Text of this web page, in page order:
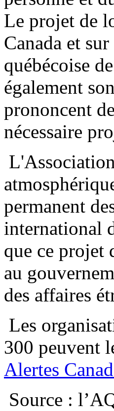
Le projet de
Canada et
québécoise
également
prononcent
nécessaire
permanent
international
que ce projet
au
des affaires
Les
300 peuvent
Alertes
Source :